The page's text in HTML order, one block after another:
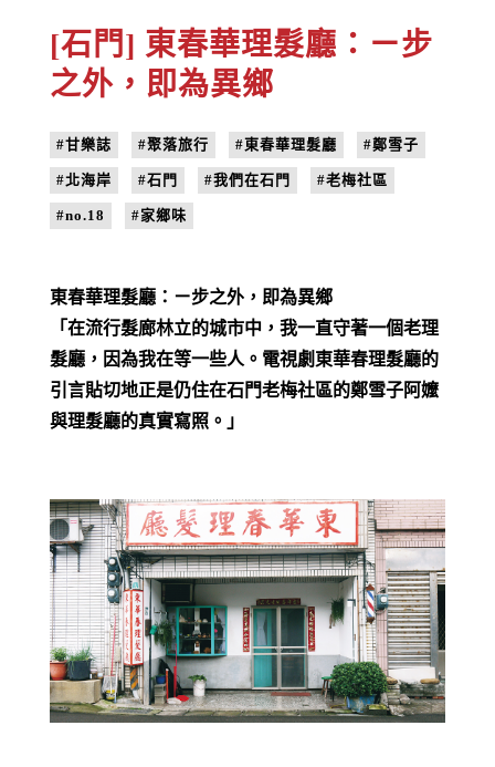
[石門] 東春華理髮廳：ㄧ步
之外，即為異鄉
#甘樂誌 #聚落旅行 #東春華理髮廳 #鄭雪子
#北海岸 #石門 #我們在石門 #老梅社區
#no.18 #家鄉味
東春華理髮廳：ㄧ步之外，即為異鄉
「在流行髮廊林立的城市中，我一直守著一個老理
髮廳，因為我在等一些人。電視劇東華春理髮廳的
引言貼切地正是仍住在石門老梅社區的鄭雪子阿嬤
與理髮廳的真實寫照。」